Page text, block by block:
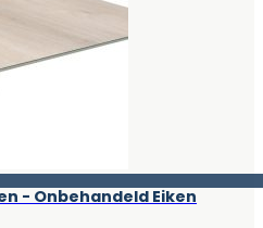
- Onbehandeld Eiken